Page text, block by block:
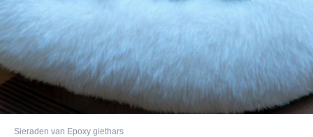
Sieraden van Epoxy giethars